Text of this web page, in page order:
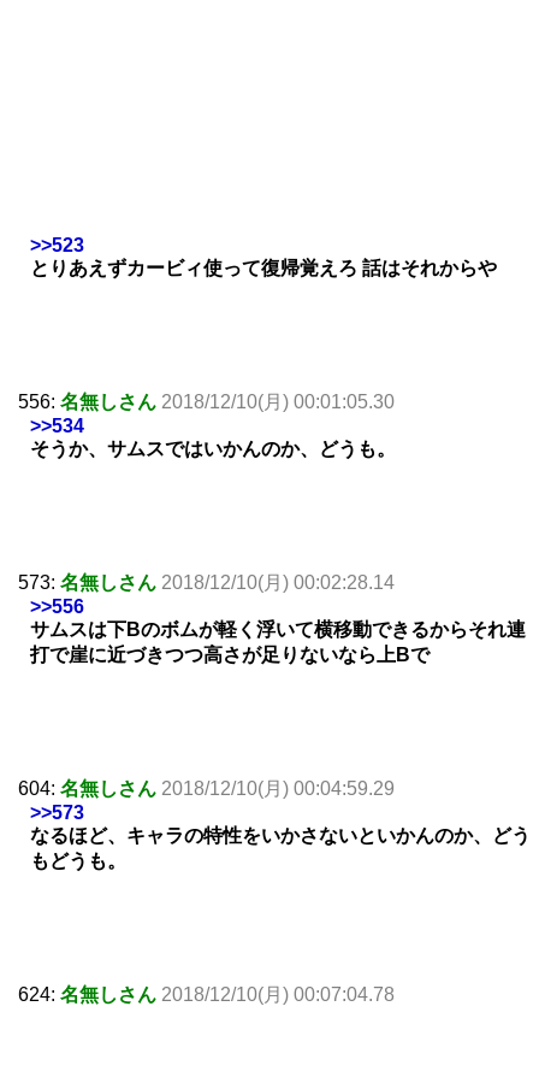
>>523
とりあえずカービィ使って復帰覚えろ 話はそれからや
556: 名無しさん 2018/12/10(月) 00:01:05.30
>>534
そうか、サムスではいかんのか、どうも。
573: 名無しさん 2018/12/10(月) 00:02:28.14
>>556
サムスは下Bのボムが軽く浮いて横移動できるからそれ連
打で崖に近づきつつ高さが足りないなら上Bで
604: 名無しさん 2018/12/10(月) 00:04:59.29
>>573
なるほど、キャラの特性をいかさないといかんのか、どう
もどうも。
624: 名無しさん 2018/12/10(月) 00:07:04.78